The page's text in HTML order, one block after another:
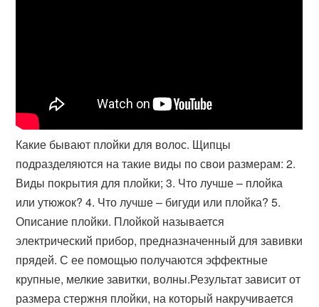
Какие бывают плойки для волос. Щипцы
подразделяются на такие виды по свои размерам: 2.
Виды покрытия для плойки; 3. Что лучше – плойка
или утюжок? 4. Что лучше – бигуди или плойка? 5.
Описание плойки. Плойкой называется
электрический прибор, предназначенный для завивки
прядей. С ее помощью получаются эффектные
крупные, мелкие завитки, волны.Результат зависит от
размера стержня плойки, на который накручивается